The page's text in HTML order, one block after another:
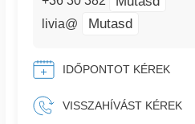
livia@ Mutasd
IDŐPONTOT KÉREK
VISSZAHÍVÁST KÉREK